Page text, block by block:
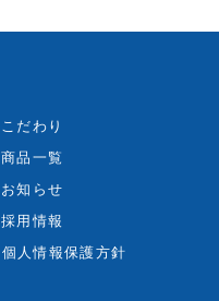
こだわり
商品一覧
お知らせ
採用情報
個人情報保護方針